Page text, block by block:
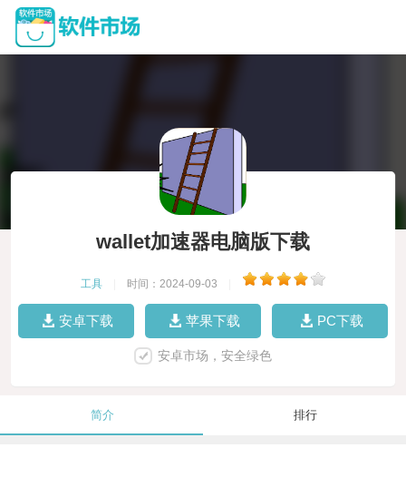
wallet加速器电脑版下载
工具 时间：2024-09-03
安卓下载 苹果下载 PC下载
安卓市场，安全绿色
简介 排行